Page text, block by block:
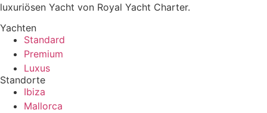
luxuriösen Yacht von Royal Yacht Charter.
Yachten
Standard
Premium
Luxus
Standorte
Ibiza
Mallorca